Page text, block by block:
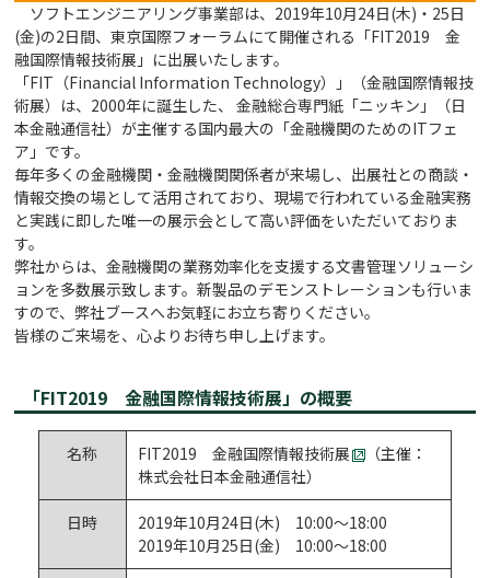
ソフトエンジニアリング事業部は、2019年10月24日(木)・25日
(金)の2日間、東京国際フォーラムにて開催される「FIT2019 金
融国際情報技術展」に出展いたします。
「FIT（Financial Information Technology）」（金融国際情報技
術展）は、2000年に誕生した、 金融総合専門紙「ニッキン」（日
本金融通信社）が主催する国内最大の「金融機関のためのITフェ
ア」です。
毎年多くの金融機関・金融機関関係者が来場し、出展社との商談・
情報交換の場として活用されており、現場で行われている金融実務
と実践に即した唯一の展示会として高い評価をいただいておりま
す。
弊社からは、金融機関の業務効率化を支援する文書管理ソリューシ
ョンを多数展示致します。新製品のデモンストレーションも行いま
すので、弊社ブースへお気軽にお立ち寄りください。
皆様のご来場を、心よりお待ち申し上げます。
「FIT2019 金融国際情報技術展」の概要
名称 FIT2019 金融国際情報技術展
（主催：
株式会社日本金融通信社）
日時
2019年10月24日(木) 10:00～18:00
2019年10月25日(金) 10:00〜18:00